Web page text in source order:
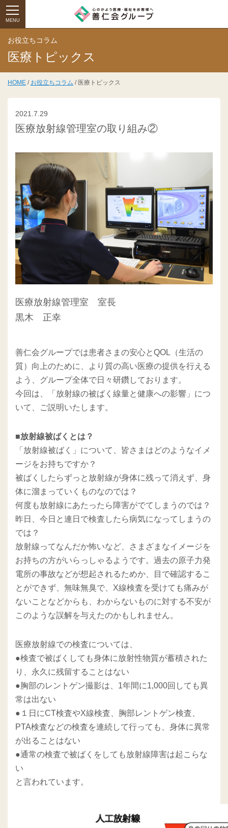
MENU
お役立ちコラム
医療トピックス
HOME / お役立ちコラム / 医療トピックス
2021.7.29
医療放射線管理室の取り組み②
医療放射線管理室 室長
黒木 正幸
善仁会グループでは患者さまの安心とQOL（生活の
質）向上のために、より質の高い医療の提供を行える
よう、グループ全体で日々研鑽しております。
今回は、「放射線の被ばく線量と健康への影響」につ
いて、ご説明いたします。
■放射線被ばくとは？
「放射線被ばく」について、皆さまはどのようなイメ
ージをお持ちですか？
被ばくしたらずっと放射線が身体に残って消えず、身
体に溜まっていくものなのでは？
何度も放射線にあたったら障害がでてしまうのでは？
昨日、今日と連日で検査したら病気になってしまうの
では？
放射線ってなんだか怖いなど、さまざまなイメージを
お持ちの方がいらっしゃるようです。過去の原子力発
電所の事故などが想起されるためか、目で確認するこ
とができず、無味無臭で、X線検査を受けても痛みが
ないことなどからも、わからないものに対する不安が
このような誤解を与えたのかもしれません。
医療放射線での検査については、
●検査で被ばくしても身体に放射性物質が蓄積された
り、永久に残留することはない
●胸部のレントゲン撮影は、1年間に1,000回しても異
常は出ない
●１日にCT検査やX線検査、胸部レントゲン検査、
PTA検査などの検査を連続して行っても、身体に異常
が出ることはない
●通常の検査で被ばくをしても放射線障害は起こらな
い
と言われています。